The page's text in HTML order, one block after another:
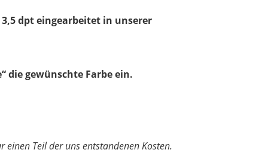
dpt eingearbeitet in unserer
die gewünschte Farbe ein.
Teil der uns entstandenen Kosten.